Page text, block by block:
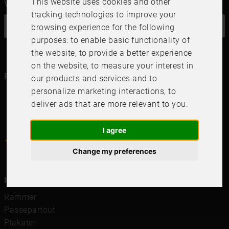
tracking technologies to improve your
browsing experience for the following
purposes:to enable basic functionality of
the website, to provide a better experience
on the website,to measure your interest in
our products and services and to
personalize marketing interactions,to
deliver ads that are more relevant to you.
I agree
Change my preferences
Vil du ha vårt nyhetsbrev?
Følg oss i dine kanaler
4.64.6 / 5 1000+Recensioner
Hurtigkoblinger
Rammer
Passepartout
Plakater